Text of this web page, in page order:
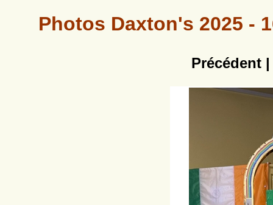
Photos Daxton's 2025 -
Précédent